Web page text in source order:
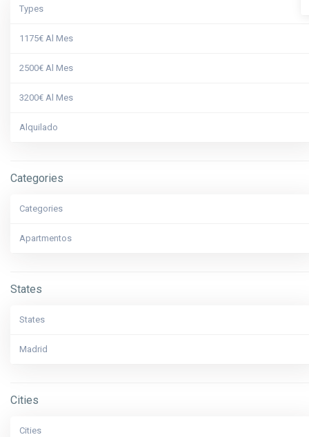
Types
1175€ Al Mes
2500€ Al Mes
3200€ Al Mes
Alquilado
Categories
Categories
Apartmentos
States
States
Madrid
Cities
Cities